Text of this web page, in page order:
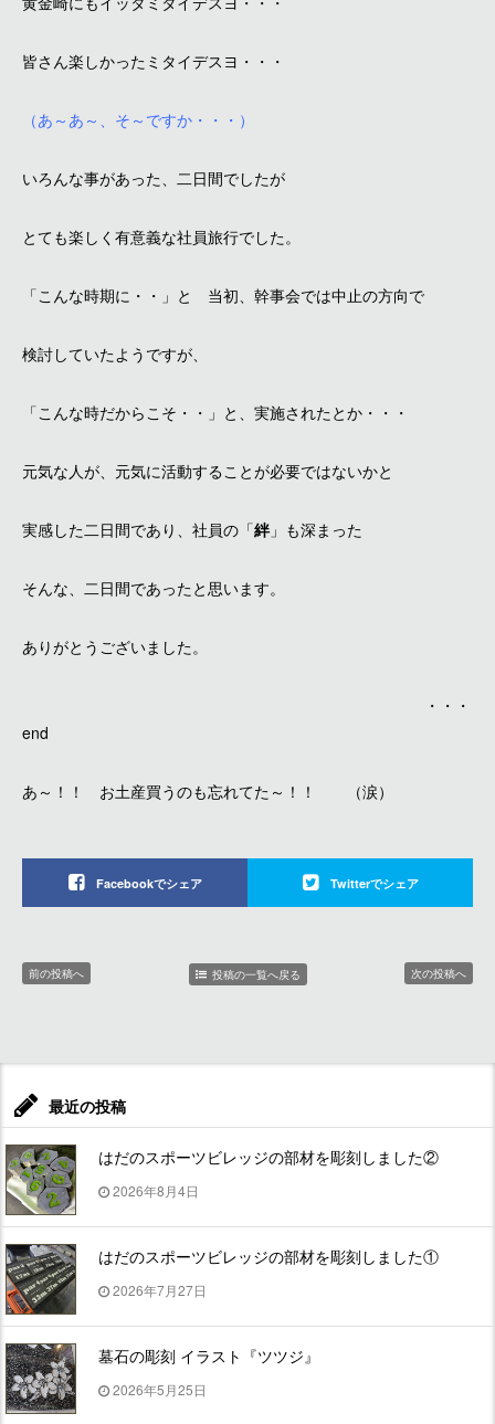
皆さん楽しかったミタイデスヨ・・・
（あ～あ～、そ～ですか・・・）
いろんな事があった、二日間でしたが
とても楽しく有意義な社員旅行でした。
「こんな時期に・・」と 当初、幹事会では中止の方向で
検討していたようですが、
「こんな時だからこそ・・」と、実施されたとか・・・
元気な人が、元気に活動することが必要ではないかと
実感した二日間であり、社員の「絆 」も深まった
そんな、二日間であったと思います。
ありがとうございました。
・・・
end
あ～！！ お土産買うのも忘れてた～！！ （涙）
Facebookでシェア Twitterでシェア
前の投稿へ 投稿の一覧へ戻る 次の投稿へ
最近の投稿
はだのスポーツビレッジの部材を彫刻しました②
2026年8月4日
はだのスポーツビレッジの部材を彫刻しました①
2026年7月27日
墓石の彫刻 イラスト『ツツジ』
2026年5月25日